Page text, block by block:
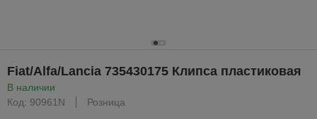
Fiat/Alfa/Lancia 735430175 Клипса пластиковая
В наличии
Код: 90961N
Розница